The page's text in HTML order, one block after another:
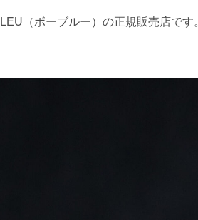
（ボーブルー）の正規販売店です。